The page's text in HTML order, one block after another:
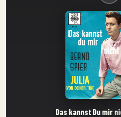
Das kannst Du mir